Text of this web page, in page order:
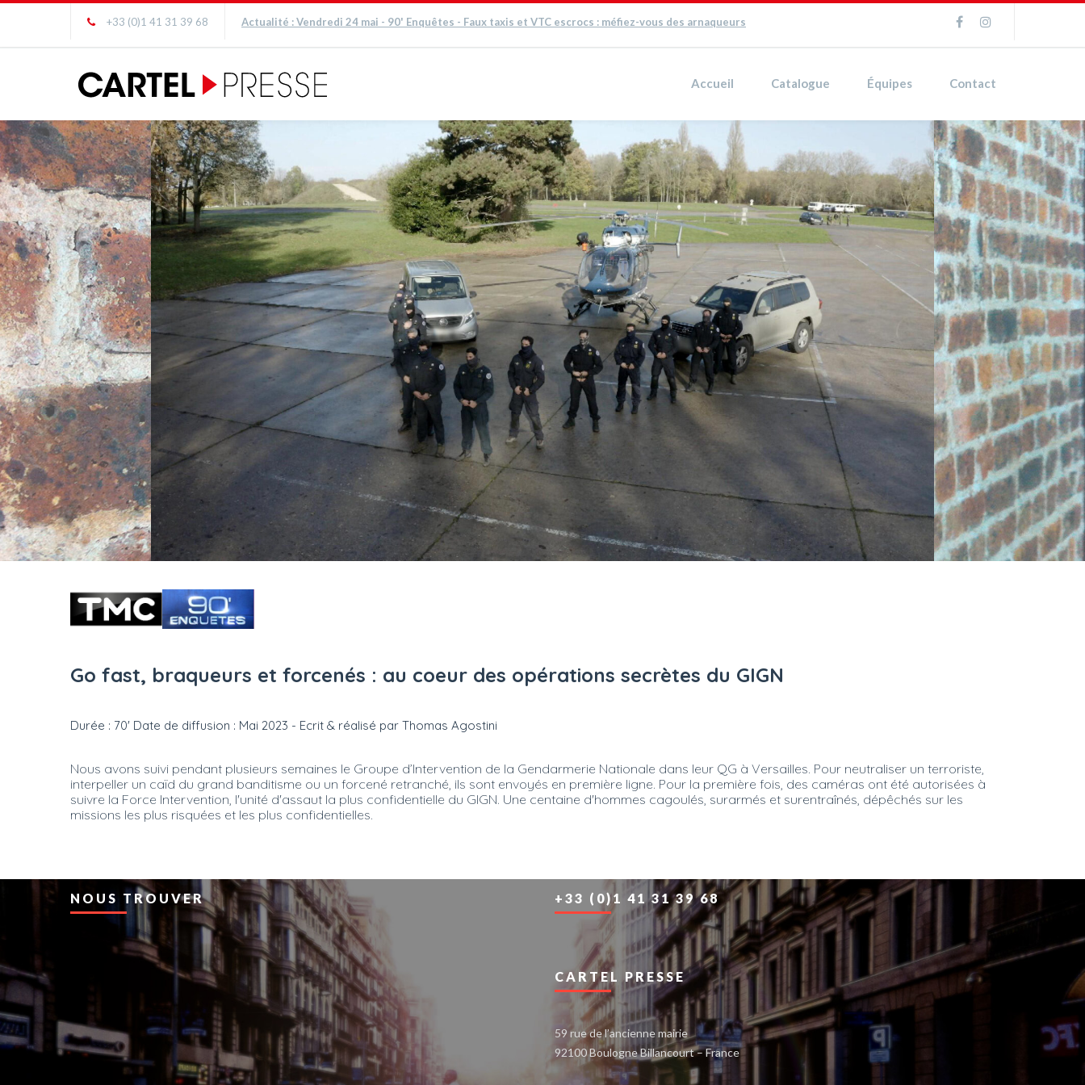
+33 (0)1 41 31 39 68 Actualité : Vendredi 24 mai - 90' Enquêtes - Faux taxis et VTC escrocs : méfiez-vous des arnaqueurs
Accueil Catalogue Équipes Contact
Go fast, braqueurs et forcenés : au coeur des opérations secrètes du GIGN
Durée : 70' Date de diffusion : Mai 2023 - Ecrit & réalisé par Thomas Agostini
Nous avons suivi pendant plusieurs semaines le Groupe d’Intervention de la Gendarmerie Nationale dans leur QG à Versailles. Pour neutraliser un terroriste,
interpeller un caïd du grand banditisme ou un forcené retranché, ils sont envoyés en première ligne. Pour la première fois, des caméras ont été autorisées à
suivre la Force Intervention, l'unité d'assaut la plus confidentielle du GIGN. Une centaine d'hommes cagoulés, surarmés et surentraînés, dépêchés sur les
missions les plus risquées et les plus confidentielles.
NOUS TROUVER +33 (0)1 41 31 39 68
CARTEL PRESSE
59 rue de l’ancienne mairie
92100 Boulogne Billancourt – France